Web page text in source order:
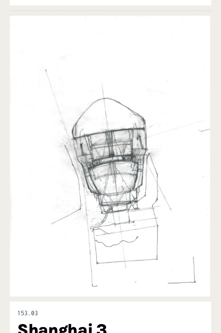
C’étaient nos dessins d’enfants. Mes frères et sœurs,
Pour accéder au titre de dessins, il devait manquer quelque
chose mais comme les adultes étaient admiratifs de nos
talents, le gribouillis a acquis sa noblesse.
Plus tard, j’ai appris à dessiner. Ecole Boulle, Mr Mente,
professeur en Etudes documentaires et Perspectives. Avec
ses cours astreignants, nous savions tous, plus ou moins
bien, évidemment, dessiner une tranche de jambon
alanguie sur une assiette posée sur un torchon à carreaux et
glissée derrière une carafe d’eau dans laquelle se miroitait
la fenêtre de l’atelier autant qu’un fauteuil Louis XV
légèrement en biais et vue de toutes les hauteurs possibles
avec ses ombres portées.
Parfois les traces étaient assez habiles et élégantes. Je n’irai
pas jusqu’à la beauté mais, hors les murs, nous forcions
Cette admiration m’a permis de gagner très
confortablement ma vie.
Les installateurs de salon de coiffure étaient très
demandeurs. Roger la Frite, l’ancêtre des fastfoods, m’a
permis une fortune passagère. Après quelques années de
dessins alimentaires, ces chemins m’ont menés chez
Claude Parent. Il devait représenter des dessins capables
lesquelles il travaillait. C’était à peu près en 1970,
Jean Nouvel travaillait chez lui. En quelques mois nous
153.03